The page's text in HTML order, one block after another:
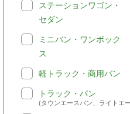
ステーションワゴン・
セダン
ミニバン・ワンボック
ス
軽トラック・商用バン
トラック・バン
(タウンエースバン、ライトエ